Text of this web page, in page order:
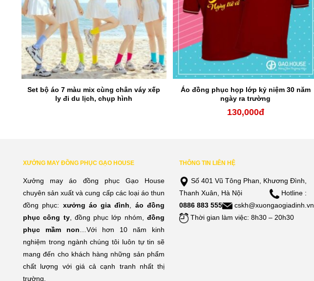
Set bộ áo 7 màu mix cùng chân váy xếp
ly đi du lịch, chụp hình
Áo đồng phục họp lớp kỷ niệm 30 năm
ngày ra trường
130,000đ
XƯỞNG MAY ĐỒNG PHỤC GẠO HOUSE
Xưởng may áo đồng phục Gạo House
chuyên sản xuất và cung cấp các loại áo thun
đồng phục: xưởng áo gia đình, áo đồng
phục công ty, đồng phục lớp nhóm,đồng
phục mầm non…Với hơn 10 năm kinh
nghiệm trong ngành chúng tôi luôn tự tin sẽ
mang đến cho khách hàng những sản phẩm
chất lượng với giá cả cạnh tranh nhất thị
trường.
THÔNG TIN LIÊN HỆ
Số 401 Vũ Tông Phan, Khương Đình,
Thanh Xuân, Hà Nội
Hotline :
0886 883 555
cskh@xuongaogiadinh.vn
Thời gian làm việc: 8h30 – 20h30